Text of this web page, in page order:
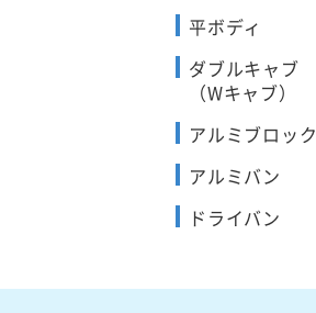
平ボディ
ダブルキャブ
（Wキャブ）
アルミブロック
アルミバン
ドライバン